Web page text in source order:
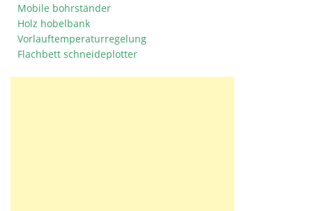
Mobile bohrständer
Holz hobelbank
Vorlauftemperaturregelung
Flachbett schneideplotter